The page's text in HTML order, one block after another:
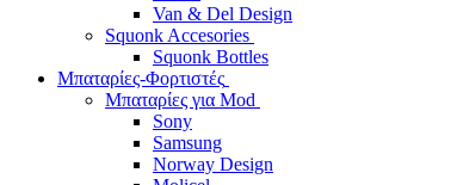
Van & Del Design
Squonk Accesories
Squonk Bottles
Μπαταρίες-Φορτιστές
Μπαταρίες για Mod
Sony
Samsung
Norway Design